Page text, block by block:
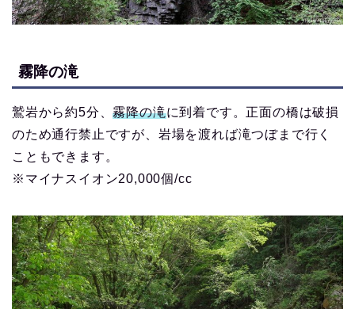
霧降の滝
鷲岩から約5分、霧降の滝に到着です。正面の橋は破損
のため通行禁止ですが、岩場を渡れば滝つぼまで行く
こともできます。
※マイナスイオン20,000個/cc